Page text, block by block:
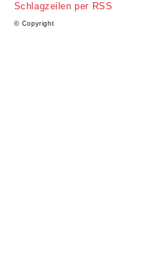
Schlagzeilen per RSS
© Copyright